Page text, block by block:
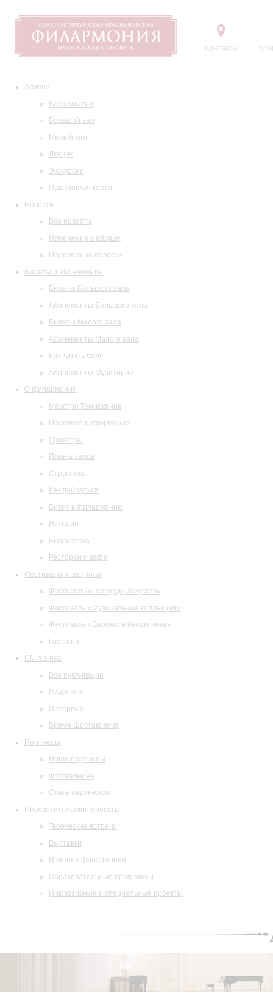
Контакты
Афиша
Все события
Большой зал
Малый зал
Лекции
Экскурсии
Пушкинская карта
Новости
Все новости
Изменения в афише
Подписка на новости
Билеты и абонементы
Билеты Большого зала
Абонементы Большого зала
Билеты Малого зала
Абонементы Малого зала
Как купить билет
Абонементы Музитория
О филармонии
Маэстро Темирканов
Правовая информация
Оркестры
Планы залов
Структура
Как добраться
Визит в филармонию
История
Библиотека
Ресторан и кафе
Фестивали и гастроли
Фестиваль «Площадь Искусств»
Фестиваль «Музыкальная коллекция»
Фестиваль «Барокко в белую ночь»
Гастроли
СМИ о нас
Все публикации
Рецензии
Интервью
Время Шостаковича
Партнеры
Наши партнеры
Фотогалерея
Стать партнером
Просветительские проекты
Творческие встречи
Выставки
Издания филармонии
Образовательные программы
Инклюзивные и специальные проекты